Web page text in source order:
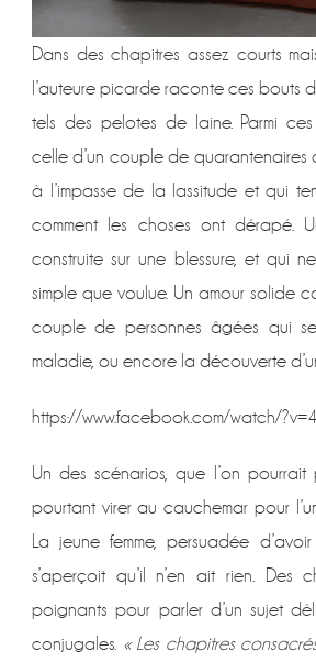
Dans des chapitres assez courts
l’auteure picarde raconte ces bouts
tels des pelotes de laine. Parmi ces
celle d’un couple de quarantenaires
à l’impasse de la lassitude et qui
comment les choses ont dérapé.
construite sur une blessure, et qui
simple que voulue. Un amour solide
couple de personnes âgées qui
maladie, ou encore la découverte
https://www.facebook.com/watch/
Un des scénarios, que l’on pourrait
pourtant virer au cauchemar pour
La jeune femme, persuadée
s’aperçoit qu’il n’en ait rien. Des
poignants pour parler d’un sujet
conjugales. « Les chapitres